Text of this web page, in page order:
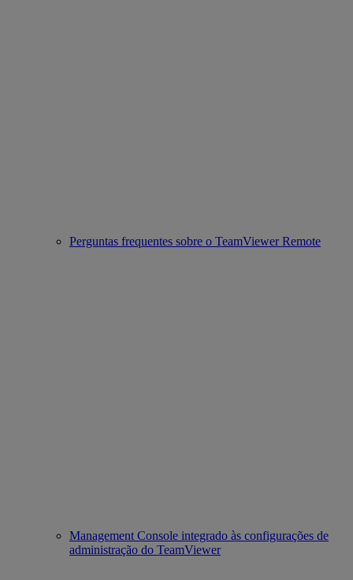
Perguntas frequentes sobre o TeamViewer Remote
Management Console integrado às configurações de
administração do TeamViewer